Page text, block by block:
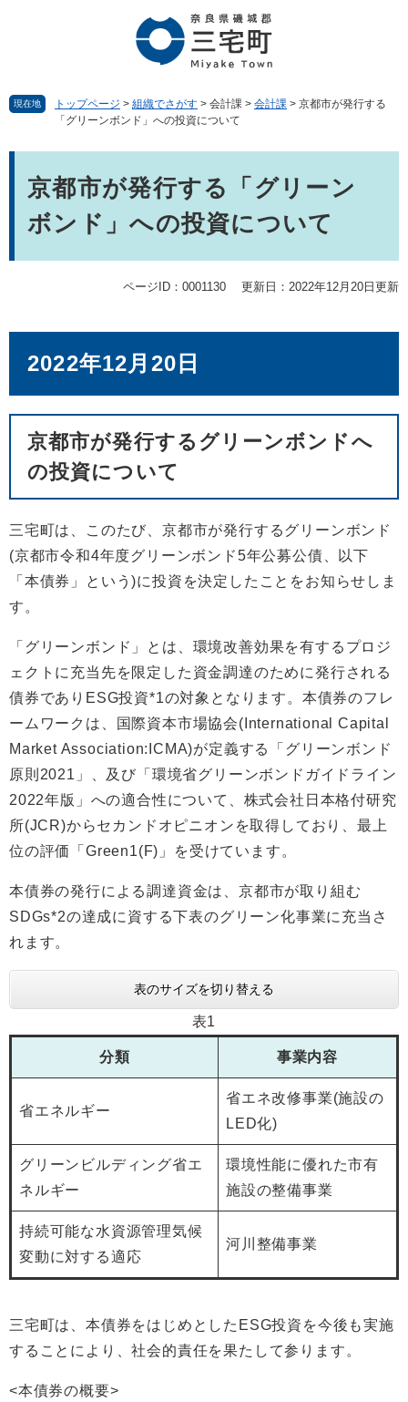
現在地 トップページ > 組織でさがす > 会計課 > 会計課 > 京都市が発行する
「グリーンボンド」への投資について
京都市が発行する「グリーン
ボンド」への投資について
ページID：0001130 更新日：2022年12月20日更新
2022年12月20日
京都市が発行するグリーンボンドへ
の投資について
三宅町は、このたび、京都市が発行するグリーンボンド
(京都市令和4年度グリーンボンド5年公募公債、以下
「本債券」という)に投資を決定したことをお知らせしま
す。
「グリーンボンド」とは、環境改善効果を有するプロジ
ェクトに充当先を限定した資金調達のために発行される
債券でありESG投資*1の対象となります。本債券のフレ
ームワークは、国際資本市場協会(International Capital
Market Association:ICMA)が定義する「グリーンボンド
原則2021」、及び「環境省グリーンボンドガイドライン
2022年版」への適合性について、株式会社日本格付研究
所(JCR)からセカンドオピニオンを取得しており、最上
位の評価「Green1(F)」を受けています。
本債券の発行による調達資金は、京都市が取り組む
SDGs*2の達成に資する下表のグリーン化事業に充当さ
れます。
表のサイズを切り替える
表1
分類 事業内容
省エネルギー
省エネ改修事業(施設の
LED化)
グリーンビルディング省エ
ネルギー
環境性能に優れた市有
施設の整備事業
持続可能な水資源管理気候
変動に対する適応
河川整備事業
三宅町は、本債券をはじめとしたESG投資を今後も実施
することにより、社会的責任を果たして参ります。
<本債券の概要>